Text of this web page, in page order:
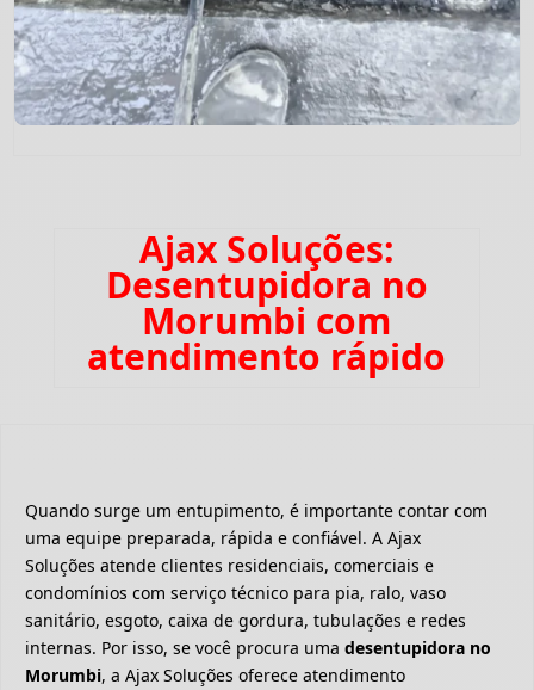
Ajax Soluções:
Desentupidora no
Morumbi com
atendimento rápido
Quando surge um entupimento, é importante contar com
uma equipe preparada, rápida e confiável. A Ajax
Soluções atende clientes residenciais, comerciais e
condomínios com serviço técnico para pia, ralo, vaso
sanitário, esgoto, caixa de gordura, tubulações e redes
internas. Por isso, se você procura uma desentupidora no
Morumbi, a Ajax Soluções oferece atendimento